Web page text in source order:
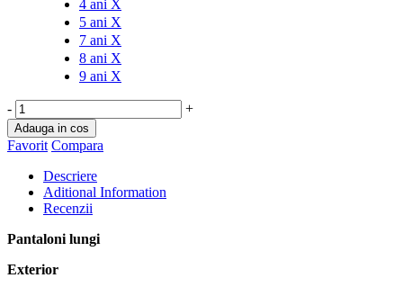
4 ani X
5 ani X
7 ani X
8 ani X
9 ani X
- +
Adauga in cos
Favorit Compara
Descriere
Aditional Information
Recenzii
Pantaloni lungi
Exterior